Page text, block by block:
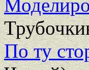
По ту